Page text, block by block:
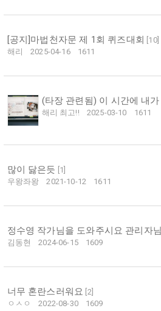
[공지]마법천자문 제 1회 퀴즈대회 10]
해리
2025-04-16 1611
(타장 관련됨) 이 시간에 내
해리 최고!!
2025-03-10 1611
많이 닳은듯 1
우왕좌왕
2021-10-12 1611
정수영 작가님을 도와주시요 관리자님
김동현
2024-06-15 1609
너무 혼란스러워요 2]
ㅇㅅㅇ
2022-08-30 1609